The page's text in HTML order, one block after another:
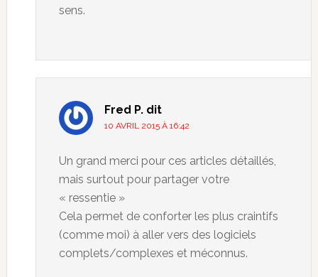
sens.
Fred P. dit
10 AVRIL 2015 À 16:42
Un grand merci pour ces articles détaillés,
mais surtout pour partager votre
« ressentie »
Cela permet de conforter les plus craintifs
(comme moi) à aller vers des logiciels
complets/complexes et méconnus.